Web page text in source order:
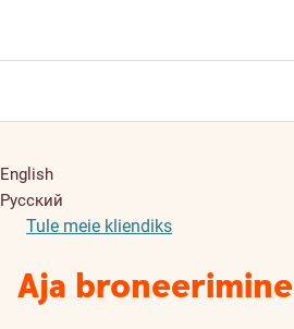
English
Русский
Tule meie kliendiks
Aja broneerimine